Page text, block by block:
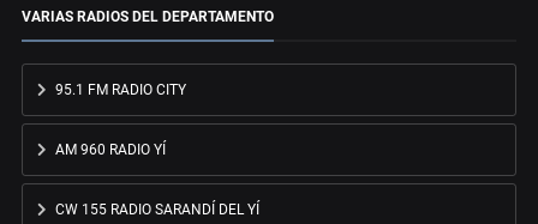
VARIAS RADIOS DEL DEPARTAMENTO
95.1 FM RADIO CITY
AM 960 RADIO YÍ
CW 155 RADIO SARANDÍ DEL YÍ